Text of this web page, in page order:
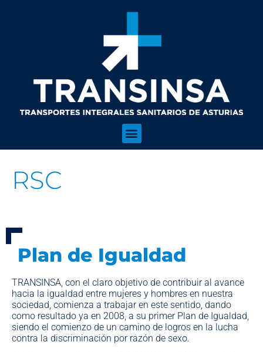
RSC
Plan de Igualdad
TRANSINSA, con el claro objetivo de contribuir al avance
hacia la igualdad entre mujeres y hombres en nuestra
sociedad, comienza a trabajar en este sentido, dando
como resultado ya en 2008, a su primer Plan de Igualdad,
siendo el comienzo de un camino de logros en la lucha
contra la discriminación por razón de sexo.